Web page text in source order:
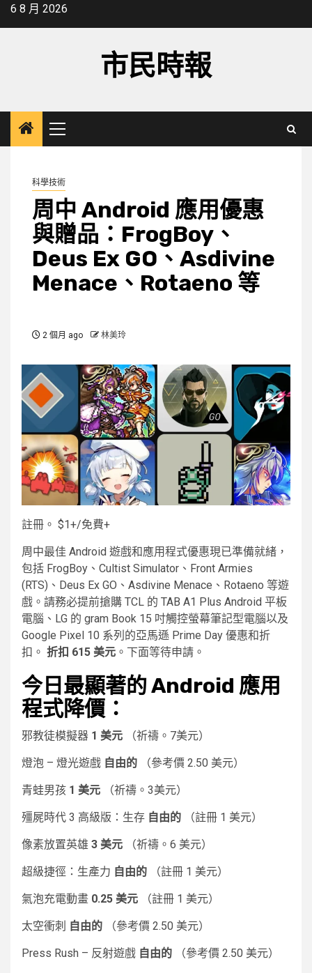
Skip6 8 月 2026
市民時報
Primary
Menu
科學技術
周中 Android 應用優惠
與贈品：FrogBoy、
Deus Ex GO、Asdivine
Menace、Rotaeno 等
2 個月 ago 林美玲
註冊。 $1+/免費+
周中最佳 Android 遊戲和應用程式優惠現已準備就緒，
包括 FrogBoy、Cultist Simulator、Front Armies
(RTS)、Deus Ex GO、Asdivine Menace、Rotaeno 等遊
戲。請務必提前搶購 TCL 的 TAB A1 Plus Android 平板
電腦、LG 的 gram Book 15 吋觸控螢幕筆記型電腦以及
Google Pixel 10 系列的亞馬遜 Prime Day 優惠和折
扣。 折扣 615 美元 。下面等待申請。
今日最顯著的 Android 應用
程式降價：
邪教徒模擬器 1 美元 （祈禱。7美元）
燈泡 – 燈光遊戲 自由的 （參考價 2.50 美元）
青蛙男孩 1 美元 （祈禱。3美元）
殭屍時代 3 高級版：生存 自由的 （註冊 1 美元）
像素放置英雄 3 美元 （祈禱。6 美元）
超級捷徑：生產力 自由的 （註冊 1 美元）
氣泡充電動畫 0.25 美元 （註冊 1 美元）
太空衝刺 自由的 （參考價 2.50 美元）
Press Rush – 反射遊戲 自由的 （參考價 2.50 美元）